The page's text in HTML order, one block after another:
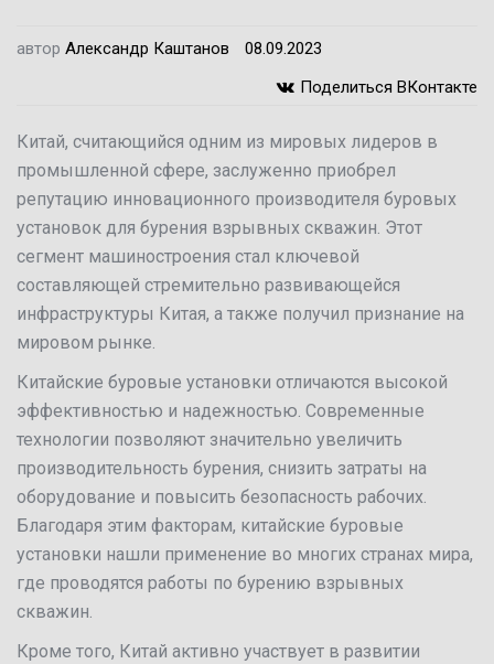
автор Александр Каштанов
08.09.2023
Поделиться ВКонтакте
Китай, считающийся одним из мировых лидеров в
промышленной сфере, заслуженно приобрел
репутацию инновационного производителя буровых
установок для бурения взрывных скважин. Этот
сегмент машиностроения стал ключевой
составляющей стремительно развивающейся
инфраструктуры Китая, а также получил признание на
мировом рынке.
Китайские буровые установки отличаются высокой
эффективностью и надежностью. Современные
технологии позволяют значительно увеличить
производительность бурения, снизить затраты на
оборудование и повысить безопасность рабочих.
Благодаря этим факторам, китайские буровые
установки нашли применение во многих странах мира,
где проводятся работы по бурению взрывных
скважин.
Кроме того, Китай активно участвует в развитии